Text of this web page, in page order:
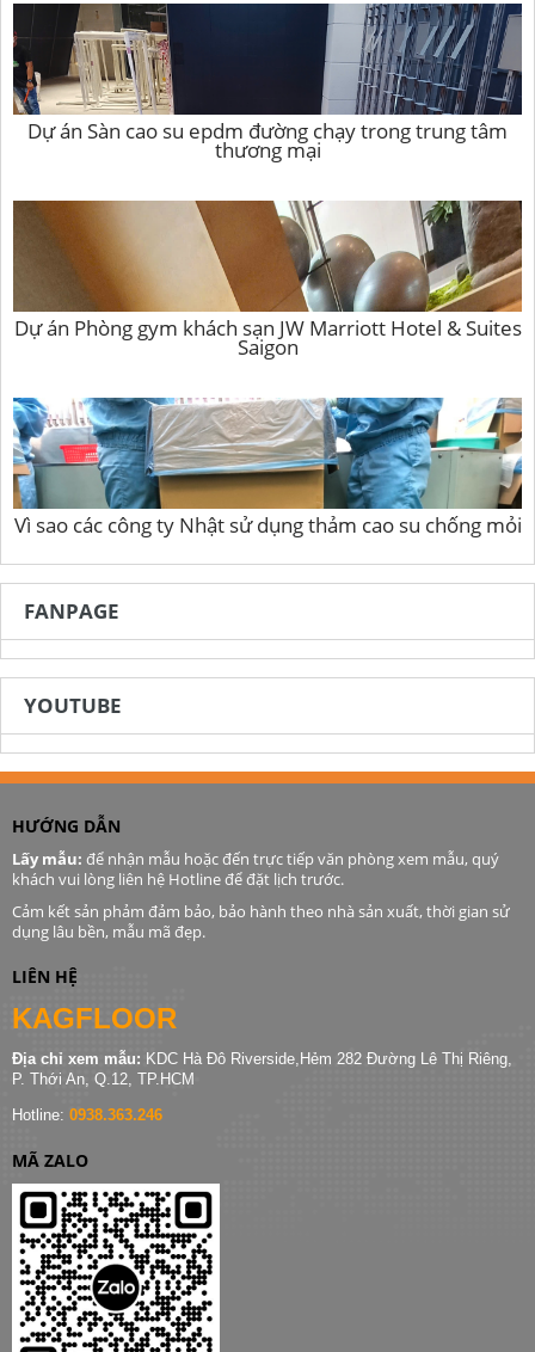
Dự án Sàn cao su epdm đường chạy trong trung tâm
thương mại
Dự án Phòng gym khách sạn JW Marriott Hotel & Suites
Saigon
Vì sao các công ty Nhật sử dụng thảm cao su chống mỏi
FANPAGE
YOUTUBE
HƯỚNG DẪN
Lấy mẫu: để nhận mẫu hoặc đến trực tiếp văn phòng xem mẫu, quý
khách vui lòng liên hệ Hotline để đặt lịch trước.
Cảm kết sản phảm đảm bảo, bảo hành theo nhà sản xuất, thời gian sử
dụng lâu bền, mẫu mã đẹp.
LIÊN HỆ
KAGFLOOR
Địa chỉ xem mẫu: KDC Hà Đô Riverside,Hẻm 282 Đường Lê Thị Riêng,
P. Thới An, Q.12, TP.HCM
Hotline: 0938.363.246
MÃ ZALO